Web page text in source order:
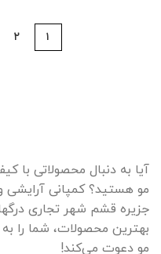
۱ ۲
آیا به دنبال محصولاتی با
جزیره قشم شهر تجاری
بهترین محصولات، شما را
مو دعوت می‌کند!